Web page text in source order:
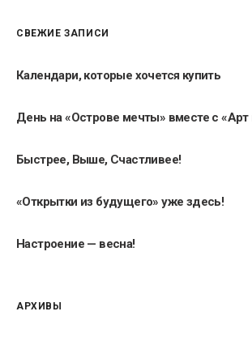
СВЕЖИЕ ЗАПИСИ
Календари, которые хочется купить
День на «Острове мечты» вместе с «Арт
Быстрее, Выше, Счастливее!
«Открытки из будущего» уже здесь!
Настроение — весна!
АРХИВЫ